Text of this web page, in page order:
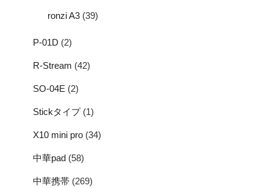
ronzi A3 (39)
P-01D (2)
R-Stream (42)
SO-04E (2)
Stickタイプ(1)
X10 mini pro (34)
中華pad (58)
中華携帯 (269)